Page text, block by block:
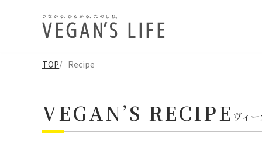
TOP Recipe
VEGAN’S RECIPE ヴィ